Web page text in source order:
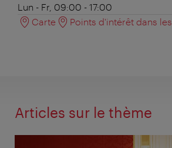
Lun - Fr, 09:00 - 17:00
Carte
Points d'intérêt dans
Articles sur le thème